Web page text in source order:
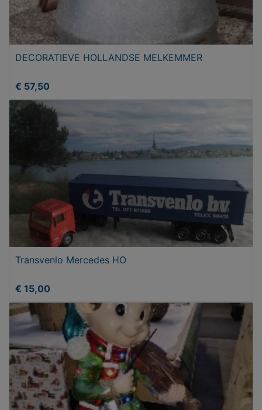
DECORATIEVE HOLLANDSE MELKEMMER
€ 57,50
Transvenlo Mercedes HO
€ 15,00